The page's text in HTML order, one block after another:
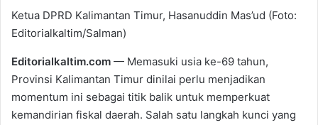
Ketua DPRD Kalimantan Timur, Hasanuddin Mas’ud (Foto:
Editorialkaltim/Salman)
Editorialkaltim.com — Memasuki usia ke-69 tahun,
Provinsi Kalimantan Timur dinilai perlu menjadikan
momentum ini sebagai titik balik untuk memperkuat
kemandirian fiskal daerah. Salah satu langkah kunci yang